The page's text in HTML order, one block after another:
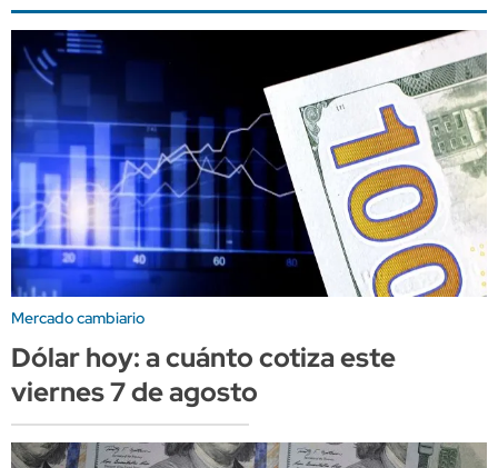
Mercado cambiario
Dólar hoy: a cuánto cotiza este
viernes 7 de agosto